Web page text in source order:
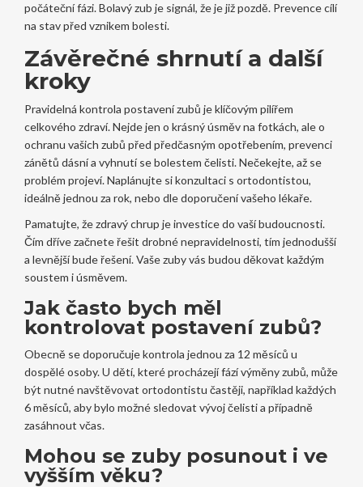
počáteční fázi. Bolavý zub je signál, že je již pozdě. Prevence cílí
na stav před vznikem bolesti.
Závěrečné shrnutí a další
kroky
Pravidelná kontrola postavení zubů je klíčovým pilířem
celkového zdraví. Nejde jen o krásný úsměv na fotkách, ale o
ochranu vašich zubů před předčasným opotřebením, prevenci
zánětů dásní a vyhnutí se bolestem čelisti. Nečekejte, až se
problém projeví. Naplánujte si konzultaci s ortodontistou,
ideálně jednou za rok, nebo dle doporučení vašeho lékaře.
Pamatujte, že zdravý chrup je investice do vaší budoucnosti.
Čím dříve začnete řešit drobné nepravidelnosti, tím jednodušší
a levnější bude řešení. Vaše zuby vás budou děkovat každým
soustem i úsměvem.
Jak často bych měl
kontrolovat postavení zubů?
Obecně se doporučuje kontrola jednou za 12 měsíců u
dospělé osoby. U dětí, které procházejí fází výměny zubů, může
být nutné navštěvovat ortodontistu častěji, například každých
6 měsíců, aby bylo možné sledovat vývoj čelisti a případně
zasáhnout včas.
Mohou se zuby posunout i ve
vyšším věku?